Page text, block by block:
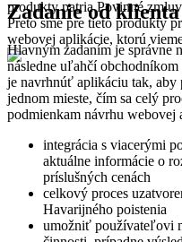
produkty patria Povinné
Preto sme pre tieto produkty
webovej aplikácie, ktorú
Zadanie od klienta
Hlavným zadaním je správne
následne uľahčí
je navrhnúť aplikáciu tak, aby
jednom mieste, čím sa celý
podmienkam návrhu webovej
integrácia s viacerými
aktuálne informácie o
príslušných cenách
celkový proces
Havarijného poistenia
umožniť používateľovi